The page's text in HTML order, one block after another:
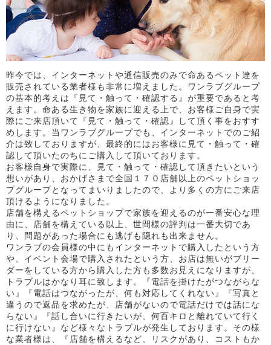
昨今では、インターネットや通信販売のみで命あるペット達を
販売されている業者様も非常に増えました。ワンラブグループ
の基本的考えは『見て・触って・確認する』が重要であると考
えます。命ある生き物を家族に迎える上で、お客様ご自身で実
際にご来店頂いて『見て・触って・確認』して頂く事をおすす
めします。当ワンラブグループでも、インターネットでのご紹
介は致しておりますが、最終的にはお客様に見て・触って・確
認して頂いたのちにご購入して頂いております。
お客様自身で実際に、見て・触って・確認して頂きたいという
想いがあり、おかげさまで全国１７０店舗以上のペットショッ
プグループとなってまいりましたので、より多くの方にご来店
頂けるようになりました。
店舗を構えるペットショップで家族を迎えるのが一番安心な理
由に、店舗を構えている以上、世間様の評判は一番大切であ
り、問題があった場合にも逃げも隠れも出来ません。
ワンラブの会員様の中にもインターネットで購入したという方
や、イベント会場で購入されたという方、お店は無いがブリー
ダーをしている方から購入した方も多数お見えになりますが、
トラブルはかなり耳に致します。『電話を掛けたがつながらな
い』『電話はつながったが、何も対応してくれない』『写真と
違うので返品を求めたが、店舗がないので電話だけでは話にな
らない』『話し合いに行きたいが、何百キロと離れていて行く
に行けない』など様々なトラブルが発生しております。その様
な業者様は、『店舗を構えるなど、リスクがあり、コストもか